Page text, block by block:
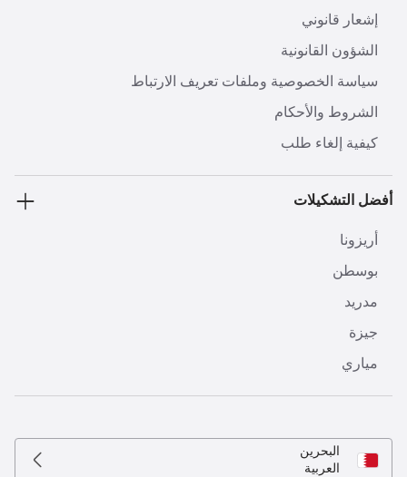
إشعار قانوني
الشؤون القانونية
سياسة الخصوصية وملفات تعريف الارتباط
الشروط والأحكام
كيفية إلغاء طلب
أفضل التشكيلات
أريزونا
بوسطن
مدريد
جيزة
مياري
البحرين
العربية